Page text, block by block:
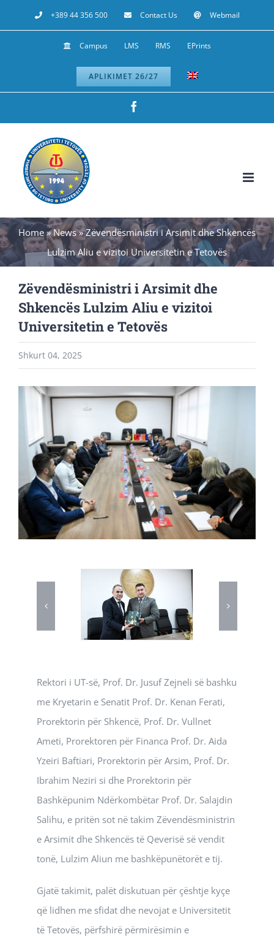
to
+389 44 356 500 Contact Us Webmail
Campus LMS RMS EPrints
APLIKIMET 26/27
Home»News»Zëvendësministri i Arsimit dhe Shkencës
Lulzim Aliu e vizitoi Universitetin e Tetovës
Zëvendësministri i Arsimit dhe
Shkencës Lulzim Aliu e vizitoi
Universitetin e Tetovës
Shkurt 04, 2025
View
Larger
Image
Rektori i UT-së, Prof. Dr. Jusuf Zejneli së bashku
me Kryetarin e Senatit Prof. Dr. Kenan Ferati,
Prorektorin për Shkencë, Prof. Dr. Vullnet
Ameti, Prorektoren për Financa Prof. Dr. Aida
Yzeiri Baftiari, Prorektorin për Arsim, Prof. Dr.
Ibrahim Neziri si dhe Prorektorin për
Bashkëpunim Ndërkombëtar Prof. Dr. Salajdin
Salihu, e pritën sot në takim Zëvendësministrin
e Arsimit dhe Shkencës të Qeverisë së vendit
tonë, Lulzim Aliun me bashkëpunëtorët e tij.
Gjatë takimit, palët diskutuan për çështje kyçe
që lidhen me sfidat dhe nevojat e Universitetit
të Tetovës, përfshirë përmirësimin e